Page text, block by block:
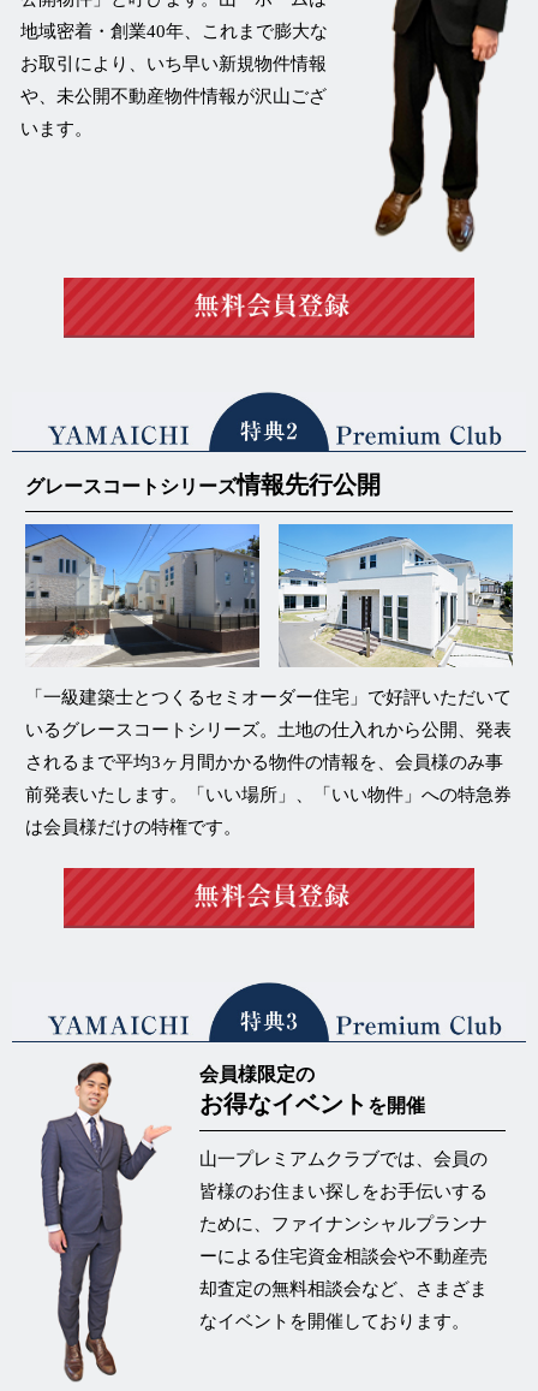
地域密着・創業40年、これまで膨大な
お取引により、いち早い新規物件情報
や、未公開不動産物件情報が沢山ござ
います。
グレースコートシリーズ情報先行公開
「一級建築士とつくるセミオーダー住宅」 で好評いただいて
いるグレースコートシリーズ。土地の仕入れから公開、発表
されるまで平均3ヶ月間かかる物件の情報を、 会員様のみ事
前発表いたします。「いい場所」、「いい物件」への特急券
は会員様だけの特権です。
会員様限定の
お得なイベント を開催
山一プレミアムクラブでは、会員の
皆様のお住まい探しをお手伝いする
ために、ファイナンシャルプランナ
ーによる住宅資金相談会や不動産売
却査定の無料相談会など、さまざま
なイベントを開催 しております。